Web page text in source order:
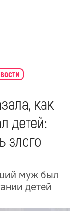
как
детей:
злого
муж был
детей